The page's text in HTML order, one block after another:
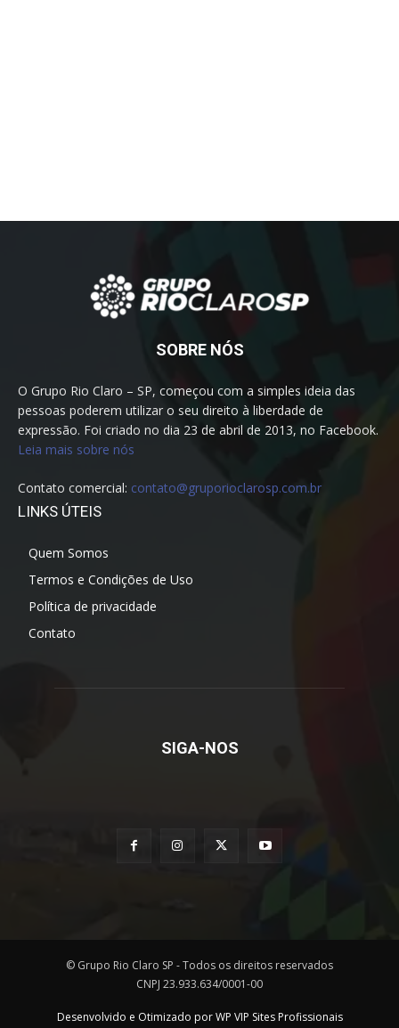
SOBRE NÓS
O Grupo Rio Claro – SP, começou com a simples ideia das
pessoas poderem utilizar o seu direito à liberdade de
expressão. Foi criado no dia 23 de abril de 2013, no Facebook.
Leia mais sobre nós
Contato comercial: contato@gruporioclarosp.com.br
LINKS ÚTEIS
Quem Somos
Termos e Condições de Uso
Política de privacidade
Contato
SIGA-NOS
© Grupo Rio Claro SP - Todos os direitos reservados
CNPJ 23.933.634/0001-00
Desenvolvido e Otimizado por WP VIP Sites Profissionais